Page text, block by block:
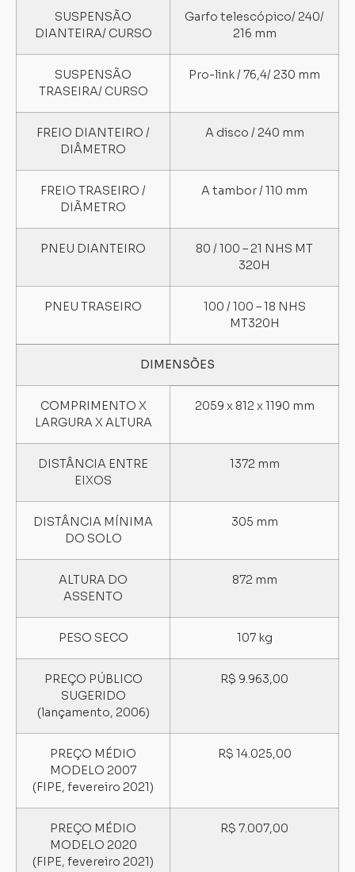
SUSPENSÃO
DIANTEIRA/ CURSO
Garfo telescópico/ 240/
216 mm
SUSPENSÃO
TRASEIRA/ CURSO
Pro-link / 76,4/ 230 mm
FREIO DIANTEIRO /
DIÂMETRO
A disco / 240 mm
FREIO TRASEIRO /
DIÃMETRO
A tambor / 110 mm
PNEU DIANTEIRO
80 / 100 – 21 NHS MT
320H
PNEU TRASEIRO
100 / 100 – 18 NHS
MT320H
DIMENSÕES
COMPRIMENTO X
LARGURA X ALTURA
2059 x 812 x 1190 mm
DISTÂNCIA ENTRE
EIXOS
1372 mm
DISTÂNCIA MÍNIMA
DO SOLO
305 mm
ALTURA DO
ASSENTO
872 mm
PESO SECO 107 kg
PREÇO PÚBLICO
SUGERIDO
(lançamento, 2006)
R$ 9.963,00
PREÇO MÉDIO
MODELO 2007
(FIPE, fevereiro 2021)
R$ 14.025,00
PREÇO MÉDIO
MODELO 2020
(FIPE, fevereiro 2021)
R$ 7.007,00